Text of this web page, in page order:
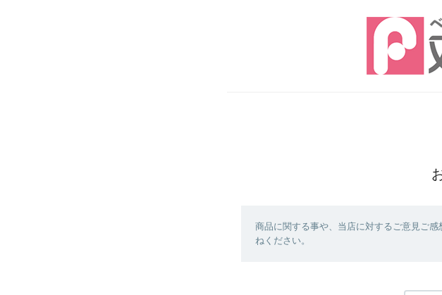
商品に関する事や、当店に対するご意見ご
ねください。